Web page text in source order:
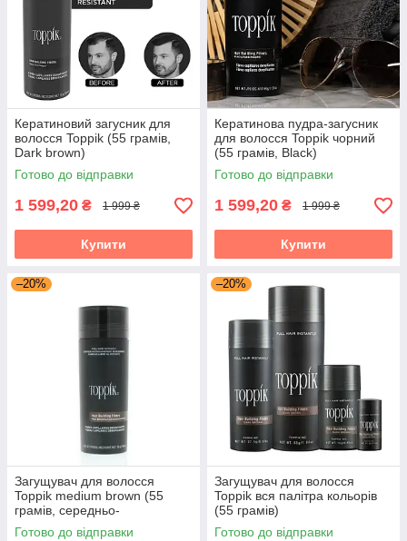
Кератиновий загусник для
волосся Toppik (55 грамів,
Dark brown)
Готово до відправки
1 599,20 ₴ 1 999 ₴
Купити
Кератинова пудра-загусник
для волосся Toppik чорний
(55 грамів, Black)
Готово до відправки
1 599,20 ₴ 1 999 ₴
Купити
–20%
Загущувач для волосся
Toppik medium brown (55
грамів, середньо-
коричневий)
Готово до відправки
–20%
Загущувач для волосся
Toppik вся палітра кольорів
(55 грамів)
Готово до відправки